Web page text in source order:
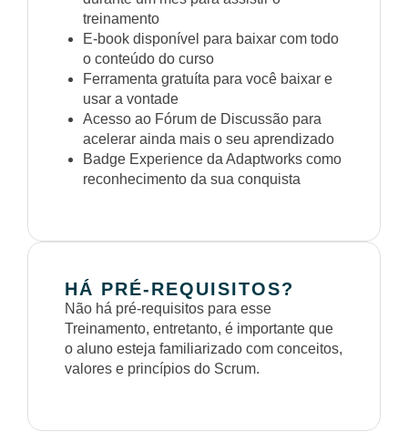
treinamento
E-book disponível para baixar com todo
o conteúdo do curso
Ferramenta gratuíta para você baixar e
usar a vontade
Acesso ao Fórum de Discussão para
acelerar ainda mais o seu aprendizado
Badge Experience da Adaptworks como
reconhecimento da sua conquista
HÁ PRÉ-REQUISITOS?
Não há pré-requisitos para esse
Treinamento, entretanto, é importante que
o aluno esteja familiarizado com conceitos,
valores e princípios do Scrum.